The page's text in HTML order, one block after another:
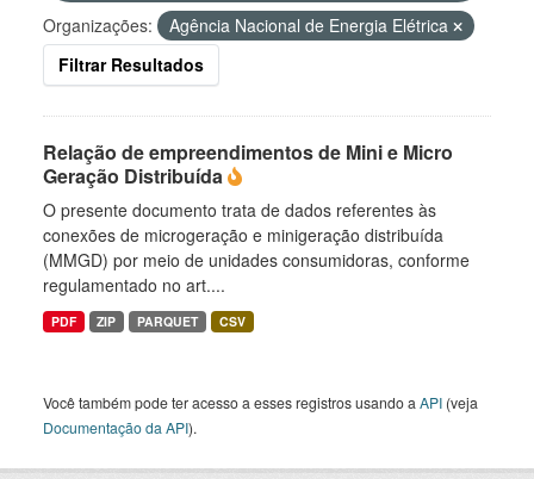
Organizações:
Agência Nacional de Energia Elétrica
Filtrar Resultados
Relação de empreendimentos de Mini e Micro
Geração Distribuída
O presente documento trata de dados referentes às
conexões de microgeração e minigeração distribuída
(MMGD) por meio de unidades consumidoras, conforme
regulamentado no art....
PDF ZIP PARQUET CSV
Você também pode ter acesso a esses registros usando a API (veja
Documentação da API).